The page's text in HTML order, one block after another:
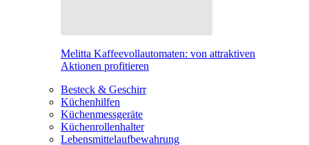
Melitta Kaffeevollautomaten: von attraktiven
Aktionen profitieren
Besteck & Geschirr
Küchenhilfen
Küchenmessgeräte
Küchenrollenhalter
Lebensmittelaufbewahrung